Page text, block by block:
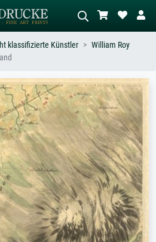
Beschreiben Sie die Szene – z.B. Grüne
Wiese, Abstrakt mit viel Rot, Dunkles
Ölgemälde, Stehender Akt neben einem
Baum.
klassifizierte Künstler
William Roy